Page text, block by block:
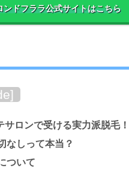
ンドフララ公式サイトはこちら
]
サロンで受ける実力派脱毛！
なしって本当？
ついて